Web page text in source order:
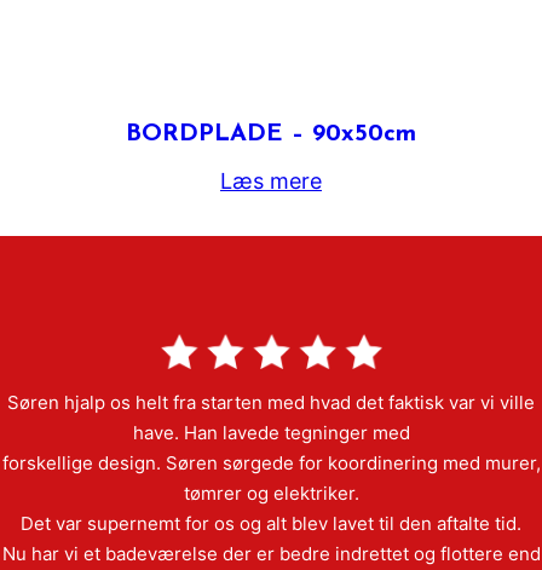
BORDPLADE – 90x50cm
Læs mere
Søren hjalp os helt fra starten med hvad det faktisk var vi ville
have. Han lavede tegninger med
forskellige design. Søren sørgede for koordinering med murer,
tømrer og elektriker.
Det var supernemt for os og alt blev lavet til den aftalte tid.
Nu har vi et badeværelse der er bedre indrettet og flottere end